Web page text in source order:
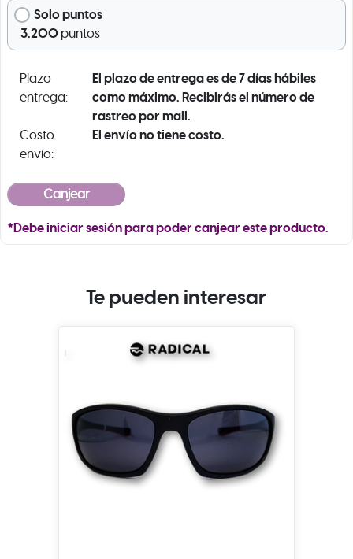
Solo puntos
3.200 puntos
Plazo
entrega:
El plazo de entrega es de 7 días hábiles
como máximo. Recibirás el número de
rastreo por mail.
Costo
envío:
El envío no tiene costo.
*Debe iniciar sesión para poder canjear este producto.
Te pueden interesar